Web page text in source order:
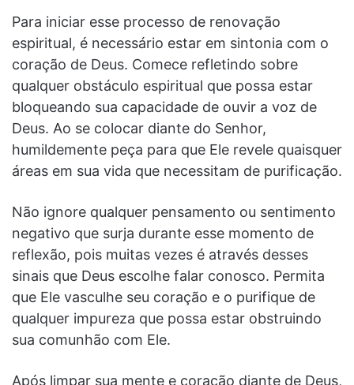
Para iniciar esse processo de renovação
espiritual, é necessário estar em sintonia com o
coração de Deus. Comece refletindo sobre
qualquer obstáculo espiritual que possa estar
bloqueando sua capacidade de ouvir a voz de
Deus. Ao se colocar diante do Senhor,
humildemente peça para que Ele revele quaisquer
áreas em sua vida que necessitam de purificação.
Não ignore qualquer pensamento ou sentimento
negativo que surja durante esse momento de
reflexão, pois muitas vezes é através desses
sinais que Deus escolhe falar conosco. Permita
que Ele vasculhe seu coração e o purifique de
qualquer impureza que possa estar obstruindo
sua comunhão com Ele.
Após limpar sua mente e coração diante de Deus,